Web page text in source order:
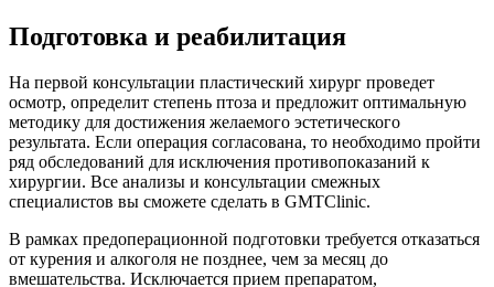
Подготовка и реабилитация
На первой консультации пластический хирург проведет
осмотр, определит степень птоза и предложит оптимальную
методику для достижения желаемого эстетического
результата. Если операция согласована, то необходимо пройти
ряд обследований для исключения противопоказаний к
хирургии. Все анализы и консультации смежных
специалистов вы сможете сделать в GMTClinic.
В рамках предоперационной подготовки требуется отказаться
от курения и алкоголя не позднее, чем за месяц до
вмешательства. Исключается прием препаратом,